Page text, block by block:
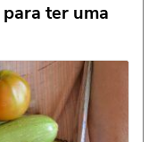
ter uma